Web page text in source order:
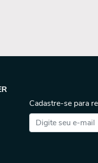
Cadastre-se para